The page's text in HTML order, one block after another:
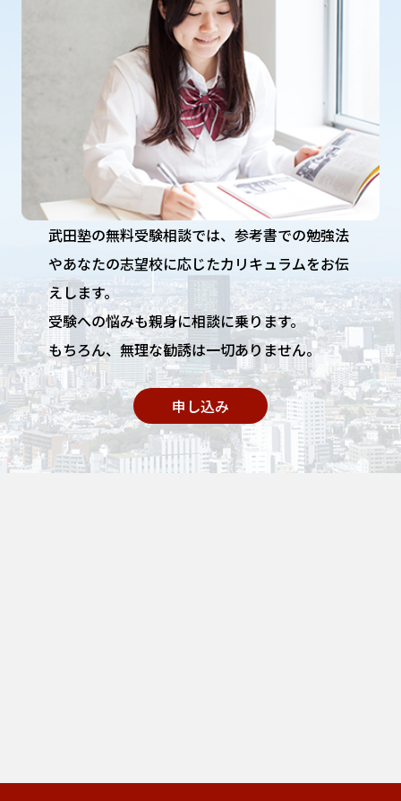
武田塾の無料受験相談では、参考書での勉強法
やあなたの志望校に応じたカリキュラムをお伝
えします。
受験への悩みも親身に相談に乗ります。
もちろん、無理な勧誘は一切ありません。
申し込み